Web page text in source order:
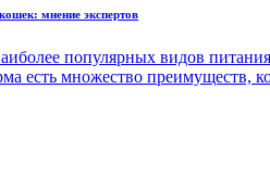
мнение экспертов
популярных видов
есть множество преимуществ,